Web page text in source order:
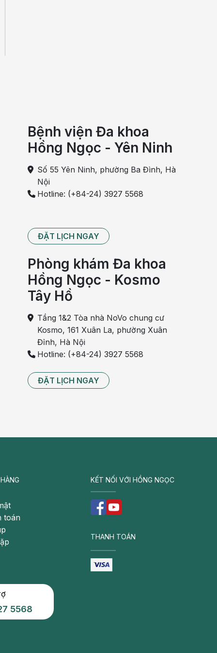
Bệnh viện Đa khoa
Hồng Ngọc - Yên Ninh
Số 55 Yên Ninh, phường Ba Đình, Hà
Nội
Hotline: (+84-24) 3927 5568
ĐẶT LỊCH NGAY
Phòng khám Đa khoa
Hồng Ngọc - Kosmo
Tây Hồ
Tầng 1&2 Tòa nhà NoVo chung cư
Kosmo, 161 Xuân La, phường Xuân
Đỉnh, Hà Nội
Hotline: (+84-24) 3927 5568
ĐẶT LỊCH NGAY
toán
5568
KẾT NỐI VỚI HỒNG NGỌC
THANH TOÁN